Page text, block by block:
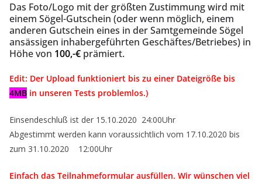
Das Foto/Logo mit der größten Zustimmung wird mit
einem Sögel-Gutschein (oder wenn möglich, einem
anderen Gutschein eines in der Samtgemeinde Sögel
ansässigen inhabergeführten Geschäftes/Betriebes) in
Höhe von 100,-€ prämiert.
Edit: Der Upload funktioniert bis zu einer Dateigröße bis
4MB in unseren Tests problemlos.)
Einsendeschluß ist der 15.10.2020 24:00Uhr
Abgestimmt werden kann voraussichtlich vom 17.10.2020 bis
zum 31.10.2020 12:00Uhr
Einfach das Teilnahmeformular ausfüllen. Wir wünschen viel